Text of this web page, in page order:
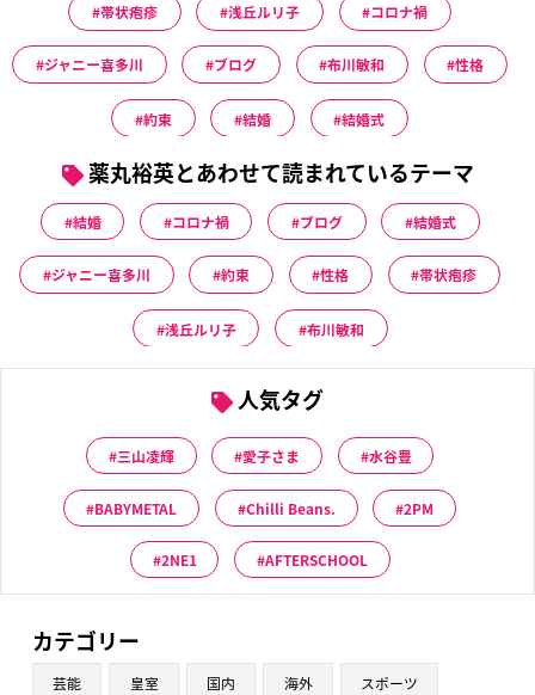
帯状疱疹 浅丘ルリ子 コロナ禍
ジャニー喜多川 ブログ 布川敏和 性格
約束 結婚 結婚式
薬丸裕英とあわせて読まれているテーマ
結婚 コロナ禍 ブログ 結婚式
ジャニー喜多川 約束 性格 帯状疱疹
浅丘ルリ子 布川敏和
人気タグ
三山凌輝 愛子さま 水谷豊
BABYMETAL Chilli Beans. 2PM
2NE1 AFTERSCHOOL
カテゴリー
芸能 皇室 国内 海外 スポーツ